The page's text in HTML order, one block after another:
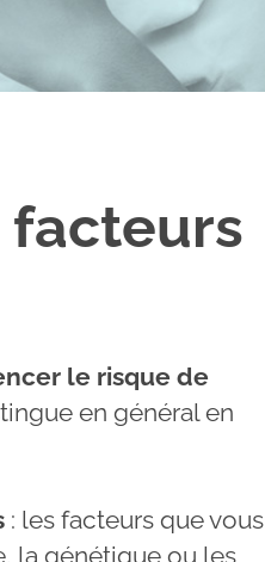
facteurs
le risque de
en général en
: les facteurs que vous
la génétique ou les